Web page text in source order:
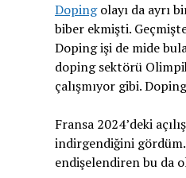
Dopingolayı da ayrı
biber ekmişti.
Doping işi de mide
doping sektörü
çalışmıyor gibi.
Fransa 2024’deki
indirgendiğini
endişelendiren bu da